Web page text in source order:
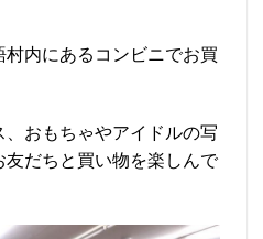
内にあるコンビニでお買
おもちゃやアイドルの写
だちと買い物を楽しんで